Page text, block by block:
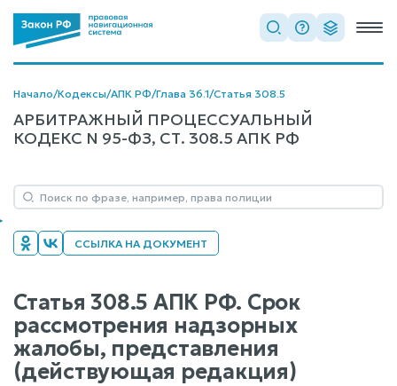
Начало/Кодексы/АПК РФ/Глава 36.1/Статья 308.5
АРБИТРАЖНЫЙ ПРОЦЕССУАЛЬНЫЙ
КОДЕКС N 95-ФЗ, СТ. 308.5 АПК РФ
ССЫЛКА НА ДОКУМЕНТ
Статья 308.5 АПК РФ. Срок
рассмотрения надзорных
жалобы, представления
(действующая редакция)